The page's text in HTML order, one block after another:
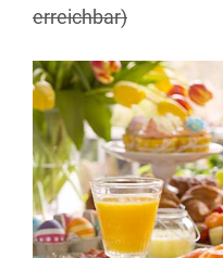
erreichbar)